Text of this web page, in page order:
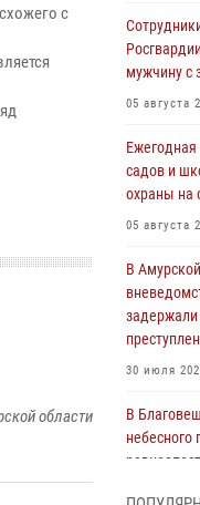
с
области
мужчину с
05 августа
Ежегодная
садов и
охраны на
05 августа
В
30 июля
В
небесного